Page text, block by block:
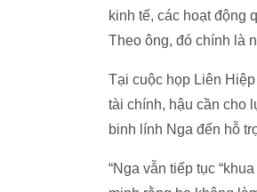
kinh tế, các hoạt động
Theo ông, đó chính là
Tại cuộc họp Liên
tài chính, hậu cần cho
binh lính Nga đến hỗ
“Nga vẫn tiếp tục